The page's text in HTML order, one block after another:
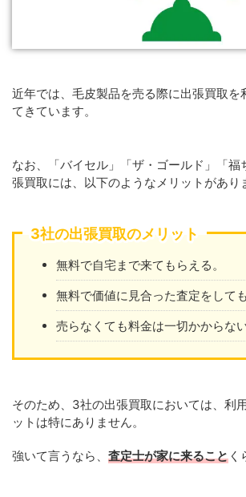
近年では、毛皮製品を売る際に出張買取を
てきています。
なお、「バイセル」「ザ・ゴールド」「福
張買取には、以下のようなメリットがあり
3社の出張買取のメリット
無料で自宅まで来てもらえる。
無料で価値に見合った査定をしても
売らなくても料金は一切かからない
そのため、3社の出張買取においては、利
ットは特にありません。
強いて言うなら、 査定士が家に来ること く